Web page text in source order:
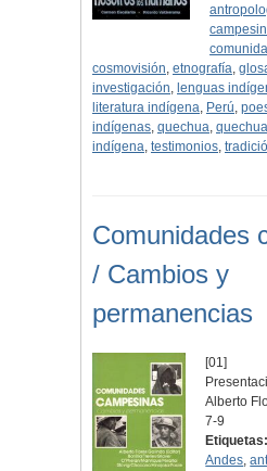
cosmovisión, etnografía,
investigación, lenguas
literatura indígena, Perú,
indígenas, quechua,
indígena, testimonios,
Comunidades
/ Cambios y
permanencias
[01]
Alberto
7-9
Etiquetas:
Andes,